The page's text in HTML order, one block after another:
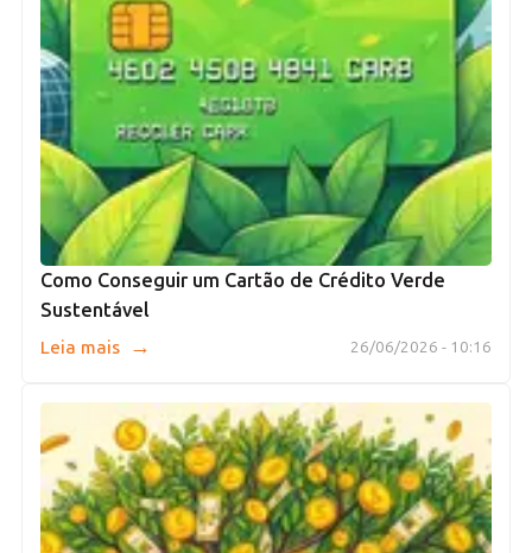
Como Conseguir um Cartão de Crédito Verde
Sustentável
26/06/2026 - 10:16
Leia mais →